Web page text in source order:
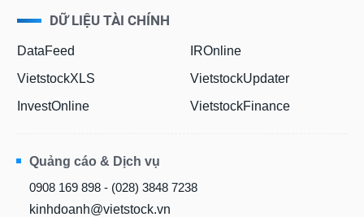
DỮ LIỆU TÀI CHÍNH
DataFeed
VietstockXLS
InvestOnline
IROnline
VietstockUpdater
VietstockFinance
Quảng cáo & Dịch vụ
0908 169 898 - (028) 3848 7238
kinhdoanh@vietstock.vn